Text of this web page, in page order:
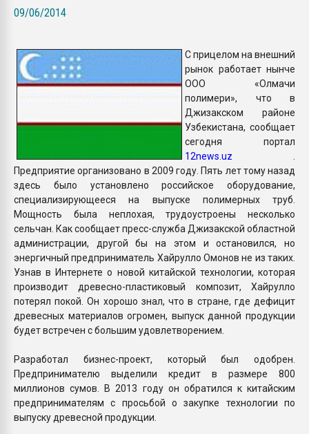
09/06/2014
С прицелом на внешний
рынок работает нынче
ООО «Олмачи
полимери», что в
Джизакском районе
Узбекистана, сообщает
сегодня портал
12news.uz
Предприятие организовано в 2009 году. Пять лет тому назад
здесь было установлено российское оборудование,
специализирующееся на выпуске полимерных труб.
Мощность была неплохая, трудоустроены несколько
сельчан. Как сообщает пресс-служба Джизакской областной
администрации, другой бы на этом и остановился, но
энергичный предприниматель Хайрулло Омонов не из таких.
Узнав в Интернете о новой китайской технологии, которая
производит древесно-пластиковый композит, Хайрулло
потерял покой. Он хорошо знал, что в стране, где дефицит
древесных материалов огромен, выпуск данной продукции
будет встречен с большим удовлетворением.
Разработал бизнес-проект, который был одобрен.
Предпринимателю выделили кредит в размере 800
миллионов сумов. В 2013 году он обратился к китайским
предпринимателям с просьбой о закупке технологии по
выпуску древесной продукции.